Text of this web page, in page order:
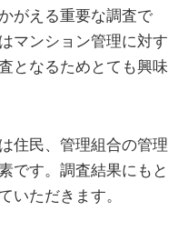
がえる重要な調査で
マンション管理に対す
となるためとても興味
住民、管理組合の管理
です。調査結果にもと
いただきます。